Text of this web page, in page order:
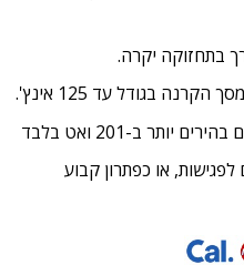
בגודל עד 125 אינץ'.
או כפתרון קבוע